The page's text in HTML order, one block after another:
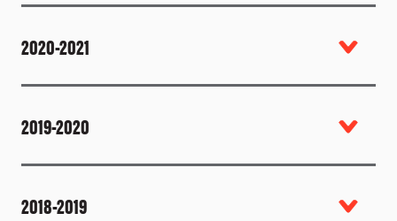
2020-2021
2019-2020
2018-2019